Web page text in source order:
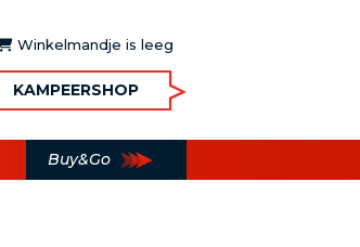
Winkelmandje is leeg
KAMPEERSHOP
Buy&Go